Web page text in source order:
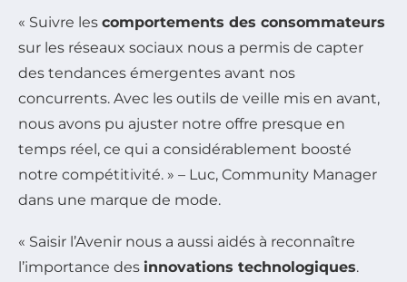
« Suivre les comportements des consommateurs
sur les réseaux sociaux nous a permis de capter
des tendances émergentes avant nos
concurrents. Avec les outils de veille mis en avant,
nous avons pu ajuster notre offre presque en
temps réel, ce qui a considérablement boosté
notre compétitivité. » – Luc, Community Manager
dans une marque de mode.
« Saisir l’Avenir nous a aussi aidés à reconnaître
l’importance des innovations technologiques.